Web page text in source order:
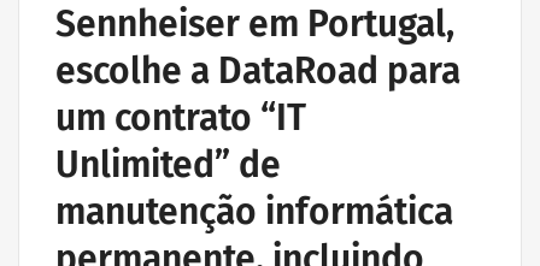
Sennheiser em Portugal,
escolhe a DataRoad para
um contrato “IT
Unlimited” de
manutenção informática